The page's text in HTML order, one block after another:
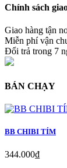
Chính sách
Giao hàng tận
Miễn phí vận
Đổi trả trong 7
BÁN CHẠY
BB CHIBI TÍM
344.000₫